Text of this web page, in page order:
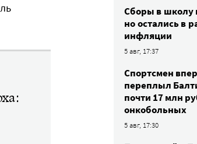
Сборы в школу
но остались в
инфляции
5 авг, 17:37
Спортсмен
переплыл
почти 17 млн
онкобольных
5 авг, 17:30